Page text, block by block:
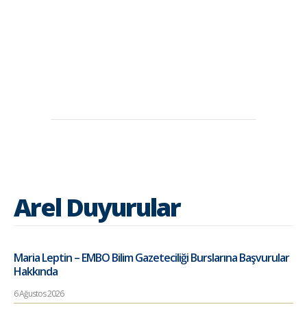
Arel Duyurular
Maria Leptin – EMBO Bilim Gazeteciliği Burslarına Başvurular
Hakkında
6 Ağustos 2026